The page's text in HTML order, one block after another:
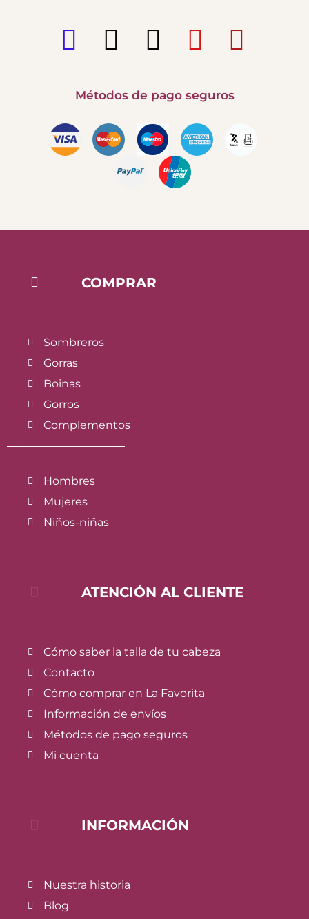
Métodos de pago seguros
COMPRAR
Sombreros
Gorras
Boinas
Gorros
Complementos
Hombres
Mujeres
Niños-niñas
ATENCIÓN AL CLIENTE
Cómo saber la talla de tu cabeza
Contacto
Cómo comprar en La Favorita
Información de envíos
Métodos de pago seguros
Mi cuenta
INFORMACIÓN
Nuestra historia
Blog